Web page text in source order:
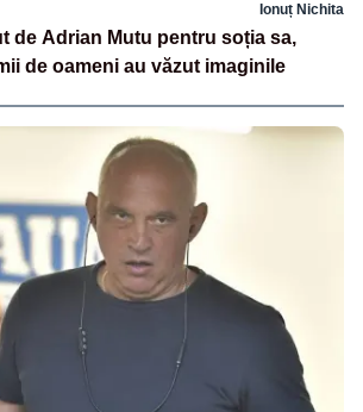
Ionuț Nichita
de Adrian Mutu pentru soția sa,
de oameni au văzut imaginile